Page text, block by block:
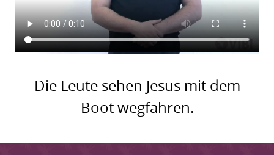
Die Leute sehen Jesus mit dem
Boot wegfahren.